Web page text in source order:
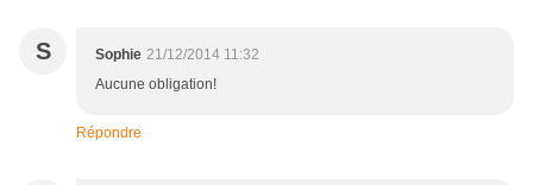
S Sophie 21/12/2014 11:32
Aucune obligation!
Répondre